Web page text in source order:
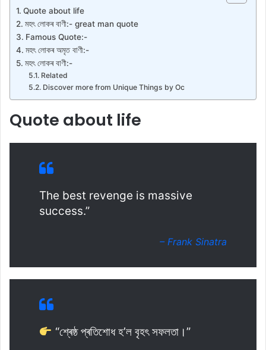
Quote about life
মহৎ লোকৰ বাণী:- great man quote
Famous Quote:-
মহৎ লোকৰ অমৃত বাণী:-
মহৎ লোকৰ বাণী:-
Related
Discover more from Unique Things by Oc
Quote about life
The best revenge is massive
success.”
– Frank Sinatra
“শ্ৰেষ্ঠ প্ৰতিশোধ হ’ল বৃহৎ সফলতা।”